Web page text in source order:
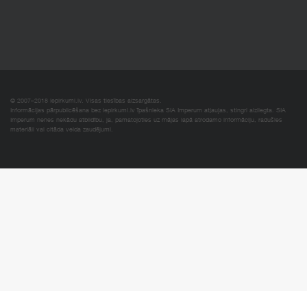
© 2007–2018 Iepirkumi.lv. Visas tiesības aizsargātas.
Informācijas pārpublicēšana bez iepirkumi.lv īpašnieka SIA Imperum atļaujas, stingri aizliegta. SIA
Imperum nenes nekādu atbildību, ja, pamatojoties uz mājas lapā atrodamo informāciju, radušies
materiāli vai citāda veida zaudējumi.